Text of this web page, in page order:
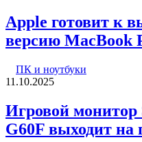
Apple готовит к
версию MacBook
ПК и ноутбуки
11.10.2025
Игровой монитор
G60F выходит